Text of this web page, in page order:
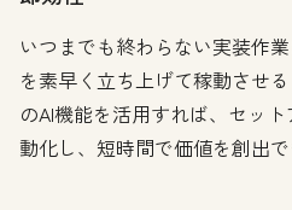
いつまでも終わらない実装作
を素早く立ち上げて稼動させ
のAI機能を活用すれば、セッ
動化し、短時間で価値を創出で